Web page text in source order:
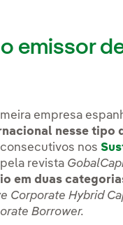
emissor
empresa
nesse tipo
consecutivos nos
abra em uma nova
revista
em duas
Corporate Hybrid
Borrower.